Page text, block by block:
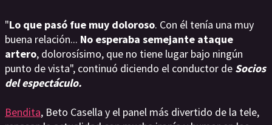
"Lo que pasó fue muy doloroso. Con él tenía una muy
buena relación... No esperaba semejante ataque
artero, dolorosísimo, que no tiene lugar bajo ningún
punto de vista", continuó diciendo el conductor de Socios
del espectáculo.
Bendita, Beto Casella y el panel más divertido de la tele,